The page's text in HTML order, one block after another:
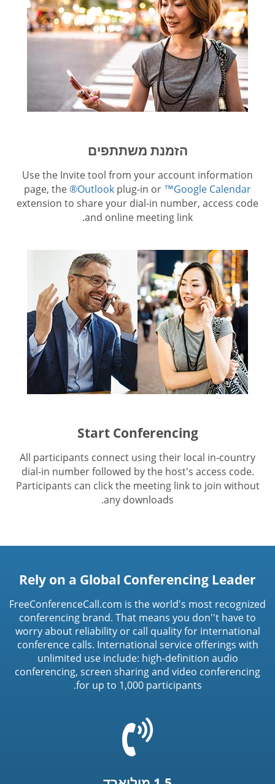
הזמנת משתתפים
Use the Invite tool from your account information
page, the®Outlook plug-in or ™Google Calendar
extension to share your dial-in number, access code
and online meeting link.
Start Conferencing
All participants connect using their local in-country
dial-in number followed by the host's access code.
Participants can click the meeting link to join without
any downloads.
Rely on a Global Conferencing Leader
FreeConferenceCall.com is the world's most recognized
conferencing brand. That means you don''t have to
worry about reliability or call quality for international
conference calls. International service offerings with
unlimited use include: high-definition audio
conferencing, screen sharing and video conferencing
for up to 1,000 participants.